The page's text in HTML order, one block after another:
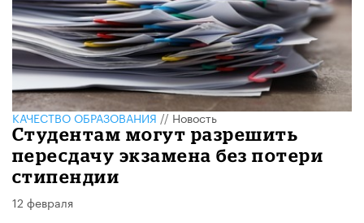
КАЧЕСТВО ОБРАЗОВАНИЯ//Новость
Студентам могут разрешить
пересдачу экзамена без потери
стипендии
12 февраля